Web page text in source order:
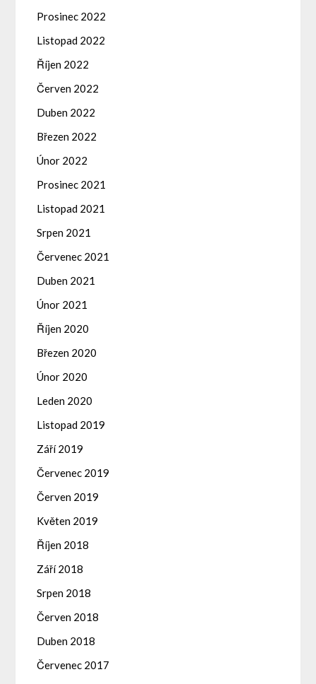
Prosinec 2022
Listopad 2022
Říjen 2022
Červen 2022
Duben 2022
Březen 2022
Únor 2022
Prosinec 2021
Listopad 2021
Srpen 2021
Červenec 2021
Duben 2021
Únor 2021
Říjen 2020
Březen 2020
Únor 2020
Leden 2020
Listopad 2019
Září 2019
Červenec 2019
Červen 2019
Květen 2019
Říjen 2018
Září 2018
Srpen 2018
Červen 2018
Duben 2018
Červenec 2017